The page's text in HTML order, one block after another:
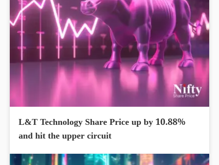
L&T Technology Share Price up by 10.88%
and hit the upper circuit